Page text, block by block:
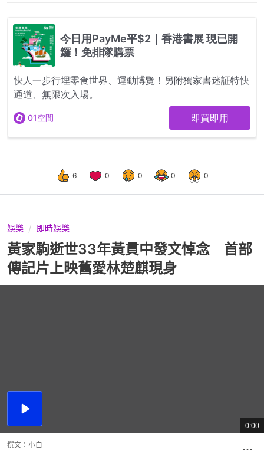
6 0 0 0 0
娛樂 即時娛樂
黃家駒逝世33年黃貫中發文悼念 首部
傳記片上映舊愛林楚麒現身
播
總
共
0:00
撰文： 小白